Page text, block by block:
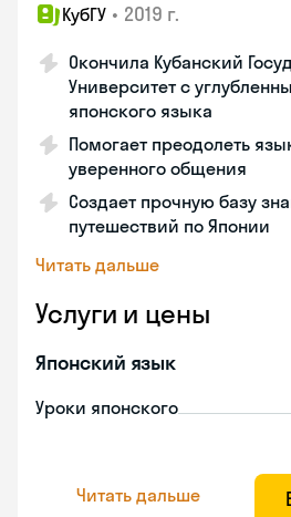
КубГУ • 2019 г.
Окончила Кубанский
Университет с
японского языка
Помогает преодолеть
уверенного общения
Создает прочную базу
путешествий по Японии
Читать дальше
Услуги и цены
Японский язык
Уроки японского
Читать дальше